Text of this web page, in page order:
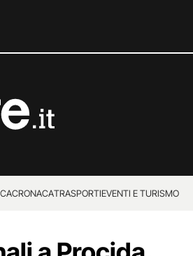
CRONACATRASPORTIEVENTI E TURISMO